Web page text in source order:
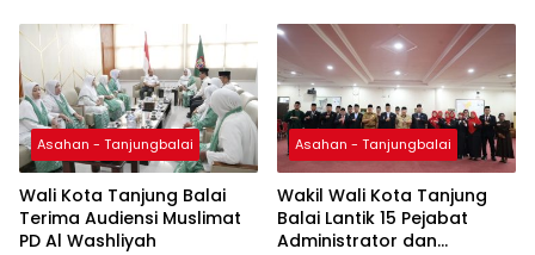
Tinjau Pulau Milik Pemko
Asahan - Tanjungbalai
Wali Kota Tanjung Balai
Terima Audiensi Muslimat
PD Al Washliyah
Asahan - Tanjungbalai
Wakil Wali Kota Tanjung
Balai Lantik 15 Pejabat
Administrator dan